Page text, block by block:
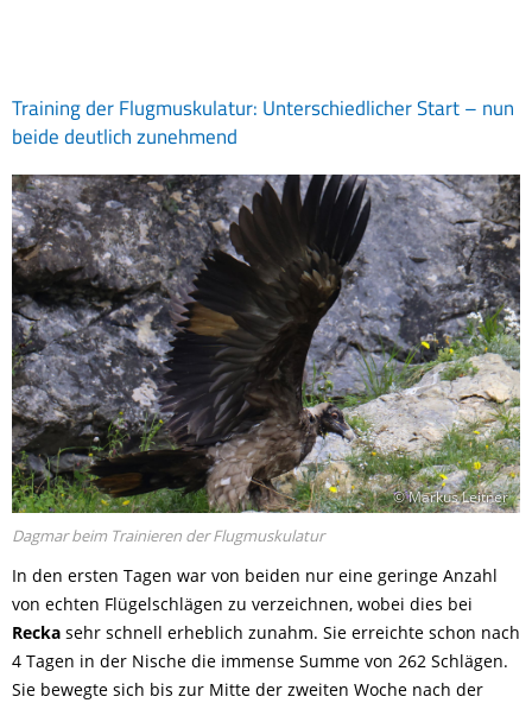
Training der Flugmuskulatur: Unterschiedlicher Start – nun
beide deutlich zunehmend
© Markus Leitner
Dagmar beim Trainieren der Flugmuskulatur
In den ersten Tagen war von beiden nur eine geringe Anzahl
von echten Flügelschlägen zu verzeichnen, wobei dies bei
Recka sehr schnell erheblich zunahm. Sie erreichte schon nach
4 Tagen in der Nische die immense Summe von 262 Schlägen.
Sie bewegte sich bis zur Mitte der zweiten Woche nach der